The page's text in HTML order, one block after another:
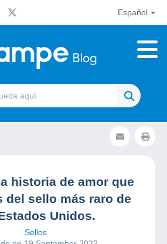
Español
historia de amor que
del sello más raro de
Unidos.
Sellos